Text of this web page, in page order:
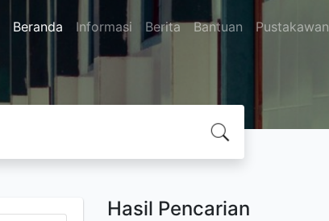
Beranda Informasi Berita Bantuan Pustakawan
Hasil Pencarian